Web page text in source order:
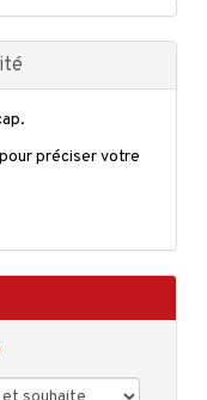
pour préciser votre